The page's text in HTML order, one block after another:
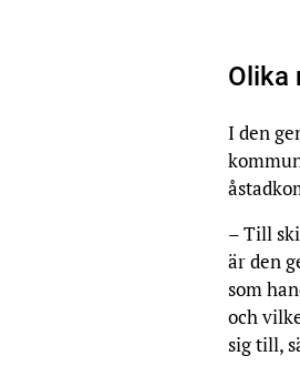
Olika
I den
– Till
är den
som
och
sig till,